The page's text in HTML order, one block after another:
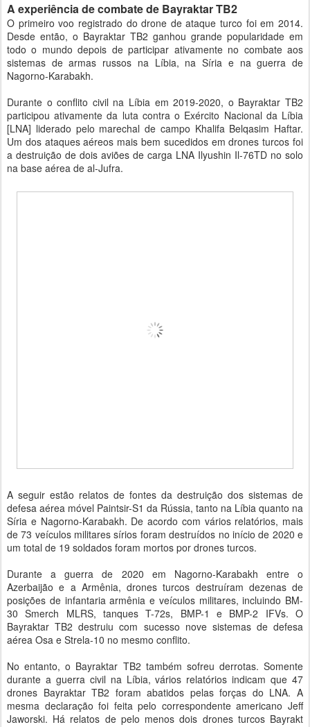
A experiência de combate de Bayraktar TB2
O primeiro voo registrado do drone de ataque turco foi em 2014.
Desde então, o Bayraktar TB2 ganhou grande popularidade em
todo o mundo depois de participar ativamente no combate aos
sistemas de armas russos na Líbia, na Síria e na guerra de
Nagorno-Karabakh.
Durante o conflito civil na Líbia em 2019-2020, o Bayraktar TB2
participou ativamente da luta contra o Exército Nacional da Líbia
[LNA] liderado pelo marechal de campo Khalifa Belqasim Haftar.
Um dos ataques aéreos mais bem sucedidos em drones turcos foi
a destruição de dois aviões de carga LNA Ilyushin Il-76TD no solo
na base aérea de al-Jufra.
A seguir estão relatos de fontes da destruição dos sistemas de
defesa aérea móvel Paintsir-S1 da Rússia, tanto na Líbia quanto na
Síria e Nagorno-Karabakh. De acordo com vários relatórios, mais
de 73 veículos militares sírios foram destruídos no início de 2020 e
um total de 19 soldados foram mortos por drones turcos.
Durante a guerra de 2020 em Nagorno-Karabakh entre o
Azerbaijão e a Armênia, drones turcos destruíram dezenas de
posições de infantaria armênia e veículos militares, incluindo BM-
30 Smerch MLRS, tanques T-72s, BMP-1 e BMP-2 IFVs. O
Bayraktar TB2 destruiu com sucesso nove sistemas de defesa
aérea Osa e Strela-10 no mesmo conflito.
No entanto, o Bayraktar TB2 também sofreu derrotas. Somente
durante a guerra civil na Líbia, vários relatórios indicam que 47
drones Bayraktar TB2 foram abatidos pelas forças do LNA. A
mesma declaração foi feita pelo correspondente americano Jeff
Jaworski. Há relatos de pelo menos dois drones turcos Bayrakt